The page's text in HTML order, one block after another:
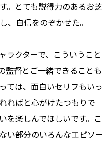
。とても説得力のあるお芝
、自信をのぞかせた。
ラクターで、こういうこと
監督とご一緒できることも
ては、面白いセリフもいっ
ればと心がけたつもりで
を楽しんでほしいです。こ
い部分のいろんなエピソー